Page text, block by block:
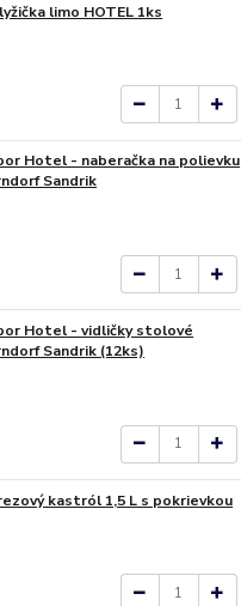
limo HOTEL 1ks
Hotel - naberačka na polievku
Sandrik
Hotel - vidličky stolové
Sandrik (12ks)
kastról 1,5 L s pokrievkou